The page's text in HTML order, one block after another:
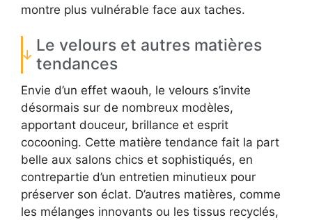
montre plus vulnérable face aux taches.
Le velours et autres matières
tendances
Envie d’un effet waouh, le velours s’invite
désormais sur de nombreux modèles,
apportant douceur, brillance et esprit
cocooning. Cette matière tendance fait la part
belle aux salons chics et sophistiqués, en
contrepartie d’un entretien minutieux pour
préserver son éclat. D’autres matières, comme
les mélanges innovants ou les tissus recyclés,